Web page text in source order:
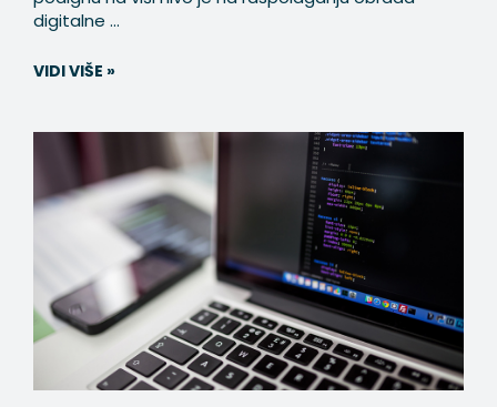
digitalne ...
VIDI VIŠE »